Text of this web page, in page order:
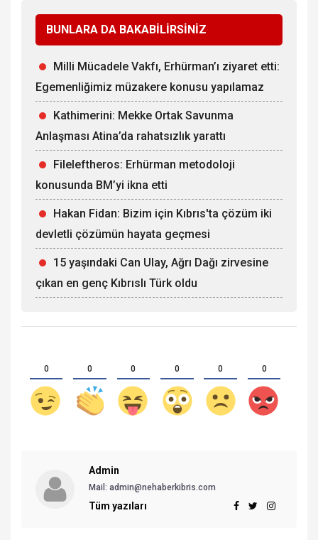
BUNLARA DA BAKABİLİRSİNİZ
Milli Mücadele Vakfı, Erhürman’ı ziyaret etti:
Egemenliğimiz müzakere konusu yapılamaz
Kathimerini: Mekke Ortak Savunma
Anlaşması Atina’da rahatsızlık yarattı
Fileleftheros: Erhürman metodoloji
konusunda BM’yi ikna etti
Hakan Fidan: Bizim için Kıbrıs'ta çözüm iki
devletli çözümün hayata geçmesi
15 yaşındaki Can Ulay, Ağrı Dağı zirvesine
çıkan en genç Kıbrıslı Türk oldu
0 0 0 0 0 0
Admin
Mail: admin@nehaberkibris.com
Tüm yazıları